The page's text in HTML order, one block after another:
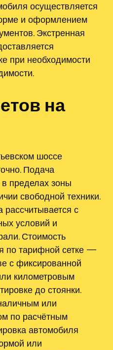
осуществляется
и оформлением
Экстренная
при необходимости
на
шоссе
Подача
в пределах зоны
свободной техники.
с
условий и
Стоимость
по тарифной сетке —
с фиксированной
километровым
до стоянки.
или
по расчётным
автомобиля
или